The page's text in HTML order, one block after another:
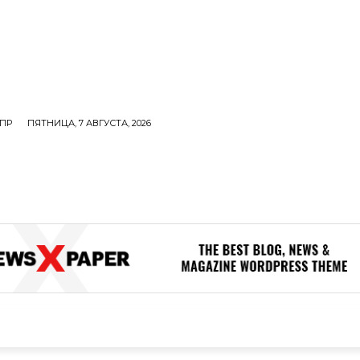
ПЯТНИЦА, 7 АВГУСТА, 2026